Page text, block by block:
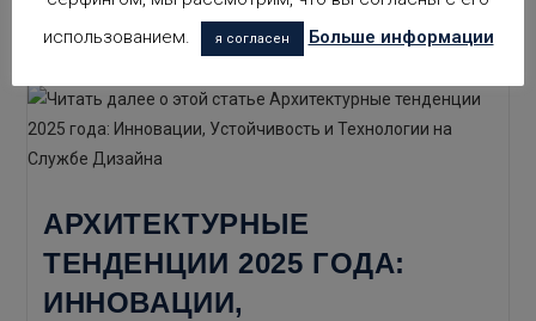
Продолжить ЧтениеАрхитектура
В
Пространств
АРХИТЕКТУРНЫЕ
ТЕНДЕНЦИИ 2025 ГОДА:
ИННОВАЦИИ,
использованием.
я согласен Больше информации